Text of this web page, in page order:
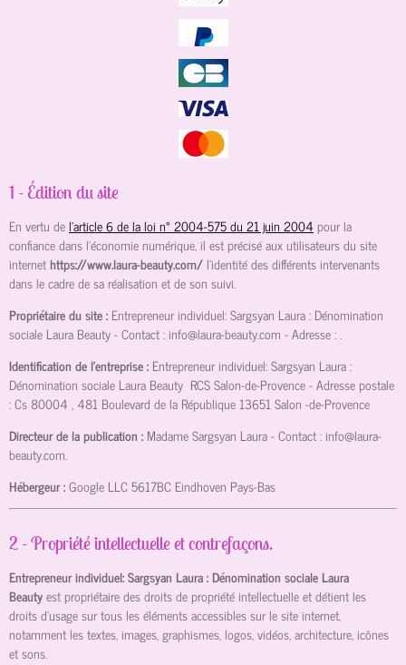
1 - Édition du site
En vertu del'article 6 de la loi n° 2004-575 du 21 juin 2004 pour la
confiance dans l'économie numérique, il est précisé aux utilisateurs du site
internethttps://www.laura-beauty.com/ l'identité des différents intervenants
dans le cadre de sa réalisation et de son suivi.
Propriétaire du site : Entrepreneur individuel: Sargsyan Laura : Dénomination
sociale Laura Beauty- Contact : info@laura-beauty.com - Adresse :.
Identification de l'entreprise : Entrepreneur individuel: Sargsyan Laura :
Dénomination sociale Laura Beauty RCS Salon-de-Provence- Adresse postale
:Cs 80004 , 481 Boulevard de la République 13651 Salon -de-Provence
Directeur de la publication : Madame Sargsyan Laura- Contact : info@laura-
beauty.com.
Hébergeur :Google LLC5617BC Eindhoven Pays-Bas
2 - Propriété intellectuelle et contrefaçons.
Entrepreneur individuel: Sargsyan Laura : Dénomination sociale Laura
Beautyest propriétaire des droits de propriété intellectuelle et détient les
droits d’usage sur tous les éléments accessibles sur le site internet,
notamment les textes, images, graphismes, logos, vidéos, architecture, icônes
et sons.